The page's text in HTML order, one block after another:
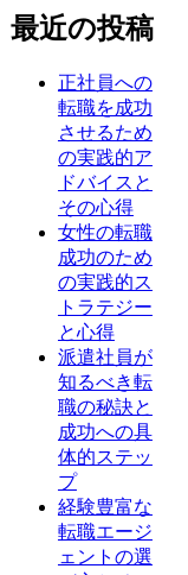
最近の投稿
正社員への
転職を成功
させるため
の実践的ア
ドバイスと
その心得
女性の転職
成功のため
の実践的ス
トラテジー
と心得
派遣社員が
知るべき転
職の秘訣と
成功への具
体的ステッ
プ
経験豊富な
転職エージ
ェントの選